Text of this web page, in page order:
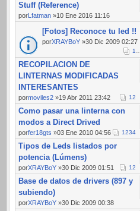
Stuff (Reference)
por Lfatman »10 Ene 2016 11:16
[Fotos] Reconoce tu led !!
porXRAYBoY »30 Dic 2009 02:27
1
RECOPILACION DE
LINTERNAS MODIFICADAS
INTERESANTES
pormoviles2 »19 Abr 2011 23:42 12
Como pasar una linterna con
modos a Direct Drived
porfer18gts »03 Ene 2010 04:56 1234
Tipos de Leds listados por
potencia (Lúmens)
porXRAYBoY »30 Dic 2009 01:51 12
Base de datos de drivers (897 y
subiendo)
porXRAYBoY »30 Dic 2009 00:38